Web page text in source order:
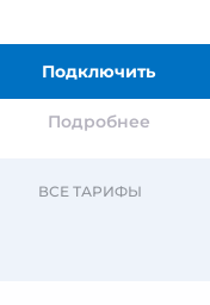
Подключить
Подробнее
ВСЕ ТАРИФЫ